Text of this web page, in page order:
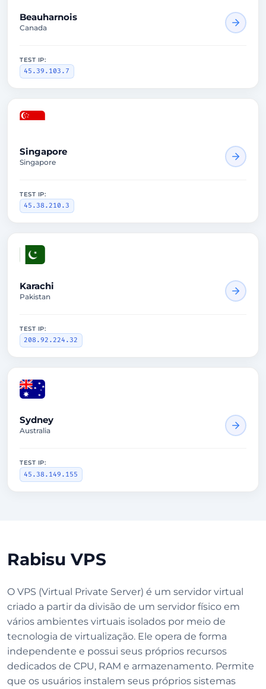
Beauharnois
Canada
TEST IP:
45.39.103.7
Singapore
Singapore
TEST IP:
45.38.210.3
Karachi
Pakistan
TEST IP:
208.92.224.32
Sydney
Australia
TEST IP:
45.38.149.155
Rabisu VPS
O VPS (Virtual Private Server) é um servidor virtual
criado a partir da divisão de um servidor físico em
vários ambientes virtuais isolados por meio de
tecnologia de virtualização. Ele opera de forma
independente e possui seus próprios recursos
dedicados de CPU, RAM e armazenamento. Permite
que os usuários instalem seus próprios sistemas